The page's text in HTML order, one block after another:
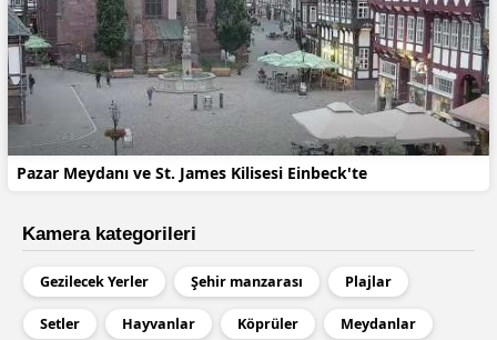
Pazar Meydanı ve St. James Kilisesi Einbeck'te
Kamera kategorileri
Gezilecek Yerler Şehir manzarası Plajlar
Setler Hayvanlar Köprüler Meydanlar